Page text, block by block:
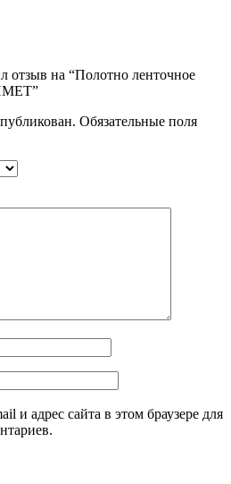
отзыв на “Полотно ленточное
Обязательные поля
и адрес сайта в этом браузере для